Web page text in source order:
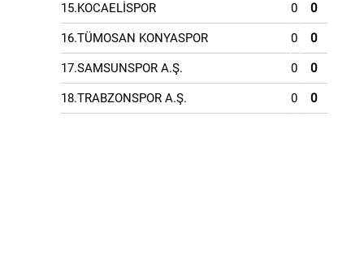
15.KOCAELİSPOR 0 0
16.TÜMOSAN KONYASPOR 0 0
17.SAMSUNSPOR A.Ş. 0 0
18.TRABZONSPOR A.Ş. 0 0